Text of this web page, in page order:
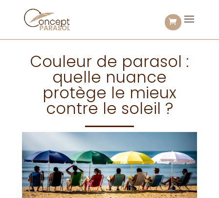
Couleur de parasol :
quelle nuance
protège le mieux
contre le soleil ?